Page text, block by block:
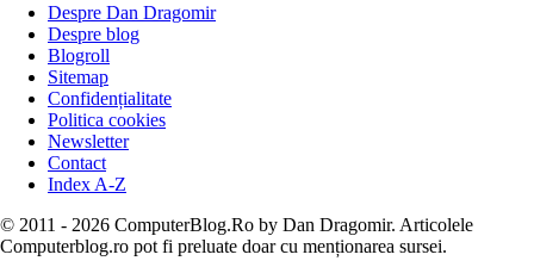
Despre Dan Dragomir
Despre blog
Blogroll
Sitemap
Confidențialitate
Politica cookies
Newsletter
Contact
Index A-Z
© 2011 - 2026 ComputerBlog.Ro by Dan Dragomir. Articolele
Computerblog.ro pot fi preluate doar cu menționarea sursei.